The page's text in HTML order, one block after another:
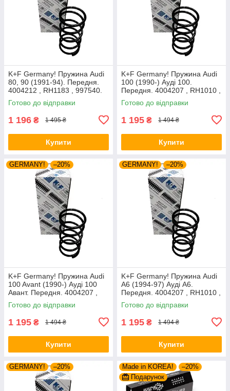
K+F Germany! Пружина Audi
80, 90 (1991-94). Передня.
4004212 , RH1183 , 997540.
К+Ф Німеччина
Готово до відправки
1 196 ₴ 1 495 ₴
Купити
K+F Germany! Пружина Audi
100 (1990-) Ауді 100.
Передня. 4004207 , RH1010 ,
997224. К+Ф Німеччина
Готово до відправки
1 195 ₴ 1 494 ₴
Купити
GERMANY! –20%
K+F Germany! Пружина Audi
100 Avant (1990-) Ауді 100
Авант. Передня. 4004207 ,
RH1010 , 997224. К+Ф
Німеччина
Готово до відправки
1 195 ₴ 1 494 ₴
Купити
GERMANY! –20%
K+F Germany! Пружина Audi
A6 (1994-97) Ауді А6.
Передня. 4004207 , RH1010 ,
997224. К+Ф Німеччина
Готово до відправки
1 195 ₴ 1 494 ₴
Купити
GERMANY! –20% Made in KOREA!
–20%
Подарунок